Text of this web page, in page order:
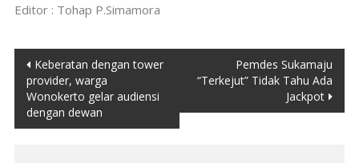
Editor : Tohap P.Simamora
Post
navigation
Keberatan dengan tower
provider, warga
Wonokerto gelar audiensi
dengan dewan
Pemdes Sukamaju
“Terkejut” Tidak Tahu Ada
Jackpot